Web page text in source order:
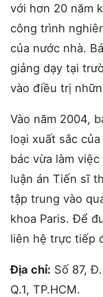
với hơn 20 năm
công trình
của nước nhà.
giảng dạy tại
vào điều trị
Vào năm 2004,
loại xuất sắc
bác vừa làm
luận án Tiến sĩ
tập trung vào
khoa Paris. Để
liên hệ trực tiếp
Địa chỉ: Số 87,
Q.1, TP.HCM.